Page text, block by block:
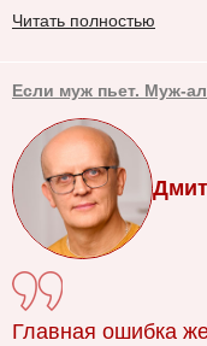
Читать полностью
Если муж пьет. Муж-
Главная ошибка